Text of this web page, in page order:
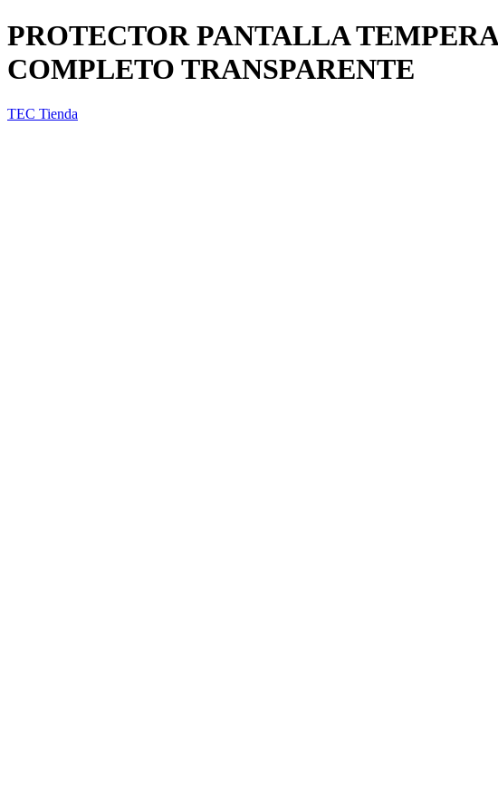
PROTECTOR PANTALLA
COMPLETO TRANSPARENTE
TEC Tienda